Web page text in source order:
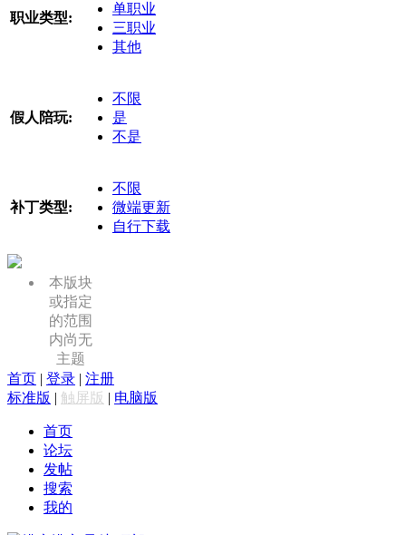
职业类型:
单职业
三职业
其他
假人陪玩:
不限
是
不是
补丁类型:
不限
微端更新
自行下载
本版块
或指定
的范围
内尚无
主题
首页 | 登录 | 注册
标准版 | 触屏版 | 电脑版
首页
论坛
发帖
搜索
我的